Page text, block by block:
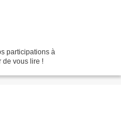
participations à
de vous lire !